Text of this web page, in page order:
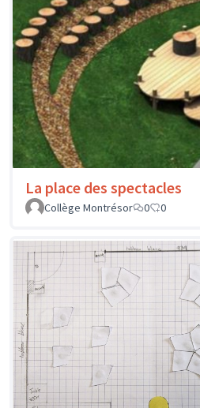
La place des spectacles
Collège Montrésor
0 0